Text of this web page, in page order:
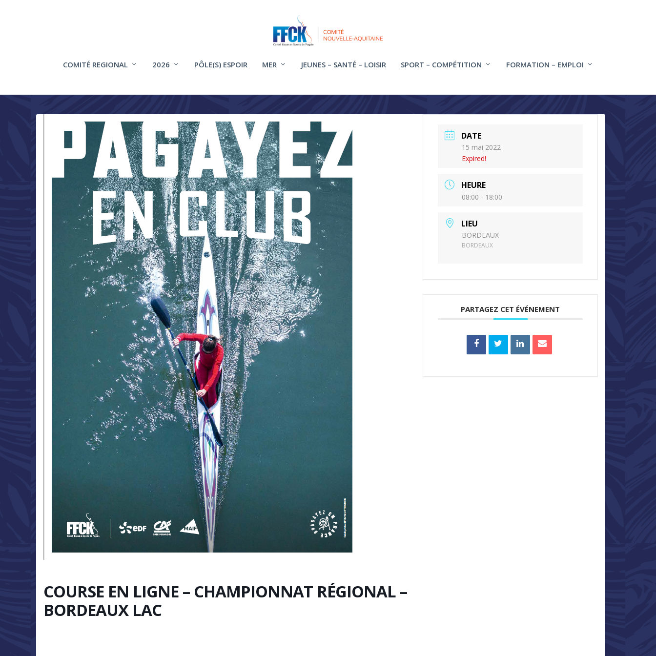
COMITÉ REGIONAL 2026 PÔLE(S) ESPOIR MER JEUNES – SANTÉ – LOISIR SPORT – COMPÉTITION FORMATION – EMPLOI
COURSE EN LIGNE – CHAMPIONNAT RÉGIONAL –
BORDEAUX LAC
DATE
15 mai 2022
Expired!
HEURE
08:00 - 18:00
LIEU
BORDEAUX
BORDEAUX
PARTAGEZ CET ÉVÉNEMENT